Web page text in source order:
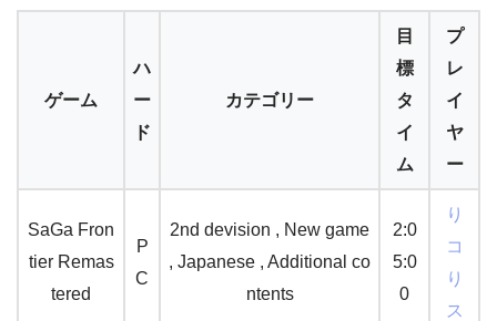
ゲーム
ハ
ー
ド
カテゴリー
目
標
タ
イ
ム
プ
レ
イ
ヤ
ー
SaGa Fron
tier Remas
tered
P
C
2nd devision , New game
, Japanese , Additional co
ntents
2:0
5:0
0
り
コ
り
ス